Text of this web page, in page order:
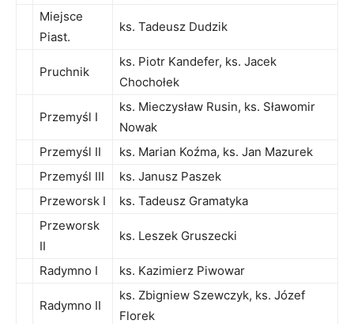
Miejsce
Piast.
ks. Tadeusz Dudzik
Pruchnik
ks. Piotr Kandefer, ks. Jacek
Chochołek
Przemyśl I
ks. Mieczysław Rusin, ks. Sławomir
Nowak
Przemyśl II
ks. Marian Koźma, ks. Jan Mazurek
Przemyśl III
ks. Janusz Paszek
Przeworsk I
ks. Tadeusz Gramatyka
Przeworsk
II
ks. Leszek Gruszecki
Radymno I ks. Kazimierz Piwowar
Radymno II
ks. Zbigniew Szewczyk, ks. Józef
Florek